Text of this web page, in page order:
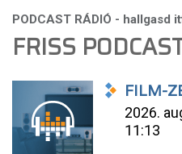
FRISS
FILM-
2026.
11:13